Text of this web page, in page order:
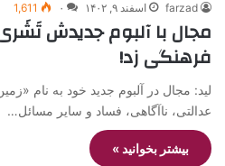
farzad اسفند ۹, ۱۴۰۲ ۰ 1,611
مجال با آلبوم جدیدش
فرهنگی زد!
لید: مجال در آلبوم جدید خود به نام
عدالتی، ناآگاهی، فساد و سایر مسائل…
بیشتر بخوانید »